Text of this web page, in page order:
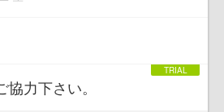
力下さい。